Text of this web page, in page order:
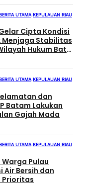
UTAMA KEPULAUAN RIAU
Cipta Kondisi
Menjaga Stabilitas
Hukum Batu
UTAMA|KEPULAUAN RIAU
dan
Batam Lakukan
Gajah Mada
UTAMA KEPULAUAN RIAU
Pulau
Air Bersih dan
Prioritas